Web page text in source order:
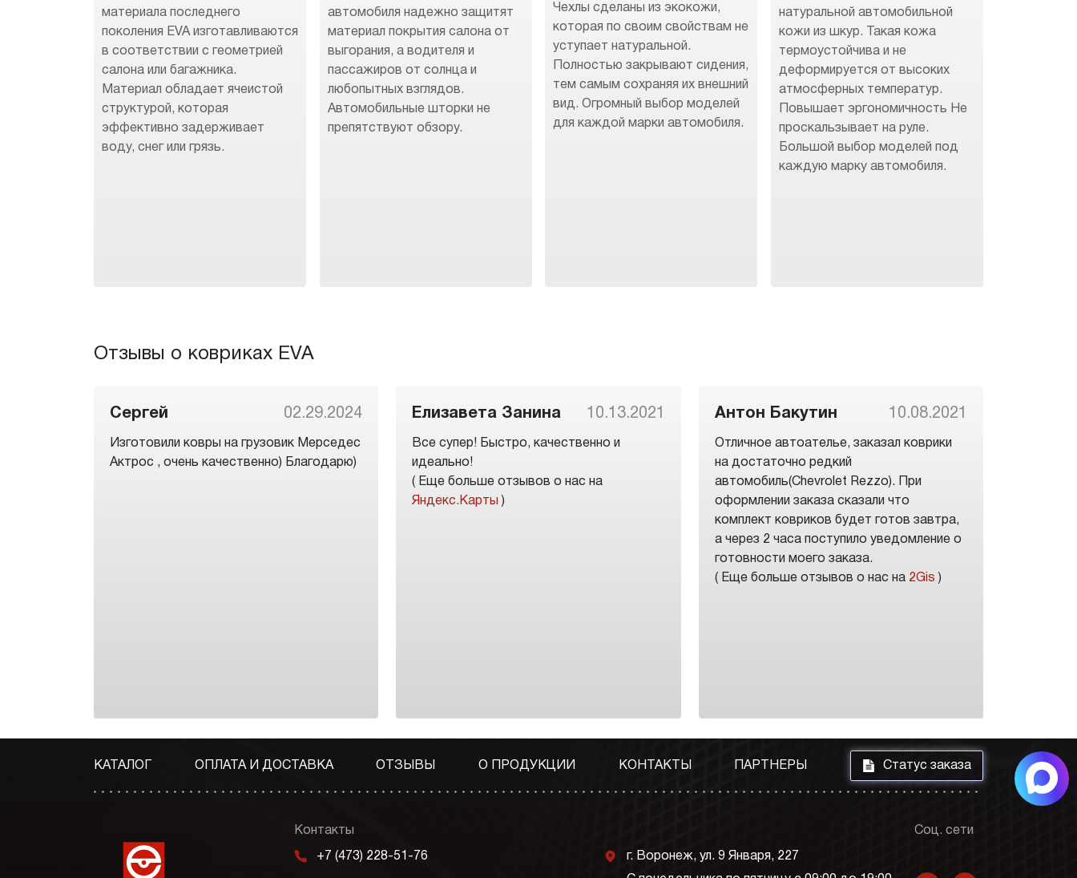
материала последнего
поколения EVA изготавливаются
в соответствии с геометрией
салона или багажника.
Материал обладает ячеистой
структурой, которая
эффективно задерживает
воду, снег или грязь.
автомобиля надежно защитят
материал покрытия салона от
выгорания, а водителя и
пассажиров от солнца и
любопытных взглядов.
Автомобильные шторки не
препятствуют обзору.
Чехлы сделаны из экокожи,
которая по своим свойствам не
уступает натуральной.
Полностью закрывают сидения,
тем самым сохраняя их внешний
вид. Огромный выбор моделей
для каждой марки автомобиля.
натуральной автомобильной
кожи из шкур. Такая кожа
термоустойчива и не
деформируется от высоких
атмосферных температур.
Повышает эргономичность Не
проскальзывает на руле.
Большой выбор моделей под
каждую марку автомобиля.
Отзывы о ковриках EVA
Сергей 02.29.2024
Изготовили ковры на грузовик Мерседес
Актрос , очень качественно) Благодарю)
Елизавета Занина 10.13.2021
Все супер! Быстро, качественно и
идеально!
( Еще больше отзывов о нас на
Яндекс.Карты )
Антон Бакутин 10.08.2021
Отличное автоателье, заказал коврики
на достаточно редкий
автомобиль(Chevrolet Rezzo). При
оформлении заказа сказали что
комплект ковриков будет готов завтра,
а через 2 часа поступило уведомление о
готовности моего заказа.
( Еще больше отзывов о нас на 2Gis )
КАТАЛОГ ОПЛАТА И ДОСТАВКА ОТЗЫВЫ О ПРОДУКЦИИ КОНТАКТЫ ПАРТНЕРЫ i Статус заказа
Контакты
m +7 (473) 228-51-76 j г. Воронеж, ул. 9 Января, 227
Соц. сети